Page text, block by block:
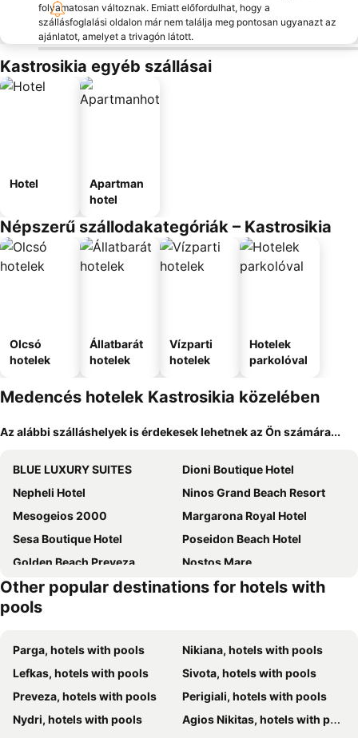
folyamatosan változnak. Emiatt előfordulhat, hogy a
szállásfoglalási oldalon már nem találja meg pontosan ugyanazt az
ajánlatot, amelyet a trivagón látott.
Kastrosikia egyéb szállásai
Hotel
Apartman
hotel
Népszerű szállodakategóriák – Kastrosikia
Olcsó
hotelek
Állatbarát
hotelek
Vízparti
hotelek
Hotelek
parkolóval
Medencés hotelek Kastrosikia közelében
Az alábbi szálláshelyek is érdekesek lehetnek az Ön számára...
BLUE LUXURY SUITES
Dioni Boutique Hotel
Nepheli Hotel
Ninos Grand Beach Resort
Mesogeios 2000
Margarona Royal Hotel
Sesa Boutique Hotel
Poseidon Beach Hotel
Golden Beach Preveza
Nostos Mare
Hotel Kanali
Caretta - Caretta Hotel
Vrachos Beach
Other popular destinations for hotels with
pools
Parga, hotels with pools
Nikiana, hotels with pools
Lefkas, hotels with pools
Sivota, hotels with pools
Preveza, hotels with pools
Perigiali, hotels with pools
Nydri, hotels with pools
Agios Nikitas, hotels with pools